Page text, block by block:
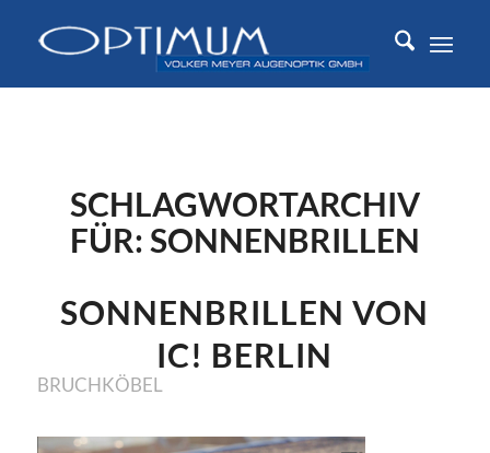
SCHLAGWORTARCHIV
FÜR:SONNENBRILLEN
SONNENBRILLEN VON
IC! BERLIN
BRUCHKÖBEL